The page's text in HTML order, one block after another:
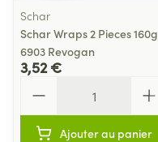
Schar
Schar Wraps 2 Pieces 160g
6903 Revogan
3,52 €
Ajouter au panier